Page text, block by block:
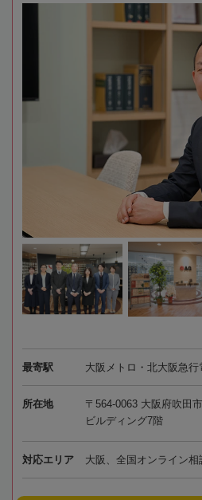
最寄駅 大阪メトロ・北大阪急
所在地
〒564-0063 大阪府吹田
ビルディング7階
対応エリア 大阪、全国オンライン相